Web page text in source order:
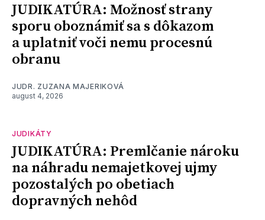
JUDIKATÚRA: Možnosť strany
sporu oboznámiť sa s dôkazom
a uplatniť voči nemu procesnú
obranu
JUDR. ZUZANA MAJERIKOVÁ
august 4, 2026
JUDIKÁTY
JUDIKATÚRA: Premlčanie nároku
na náhradu nemajetkovej ujmy
pozostalých po obetiach
dopravných nehôd